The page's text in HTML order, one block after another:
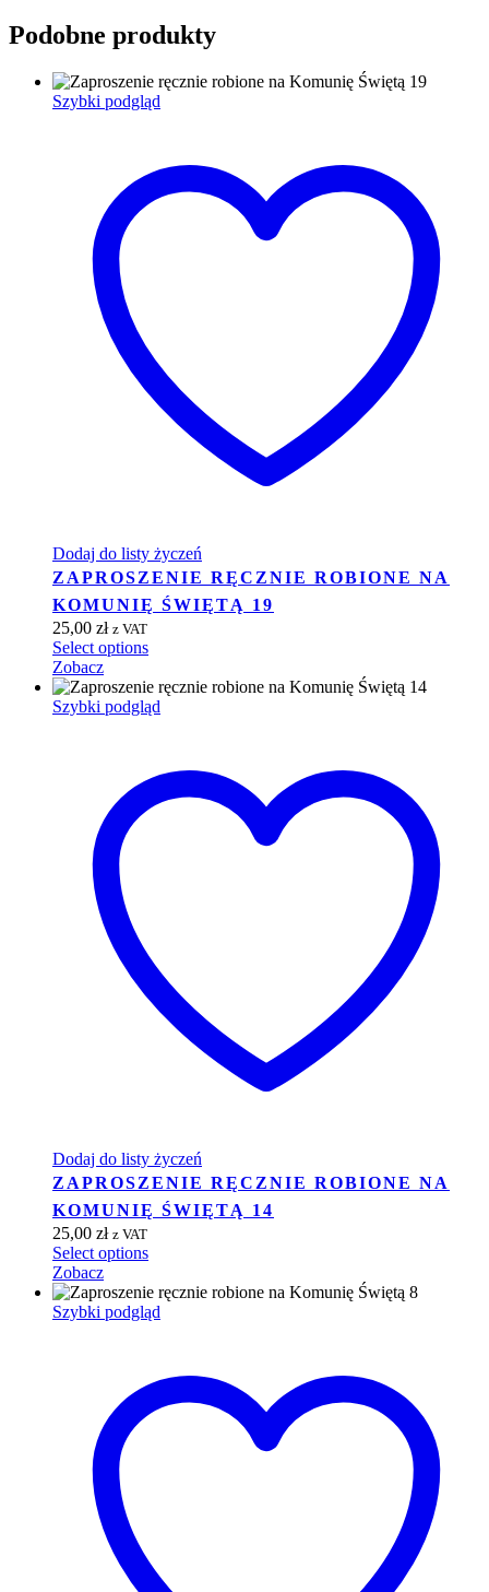
Podobne produkty
Szybki podgląd
Dodaj do listy życzeń
ZAPROSZENIE RĘCZNIE ROBIONE NA
KOMUNIĘ ŚWIĘTĄ 19
25,00 zł z VAT
Select options
Zobacz
Szybki podgląd
Dodaj do listy życzeń
ZAPROSZENIE RĘCZNIE ROBIONE NA
KOMUNIĘ ŚWIĘTĄ 14
25,00 zł z VAT
Select options
Zobacz
Szybki podgląd